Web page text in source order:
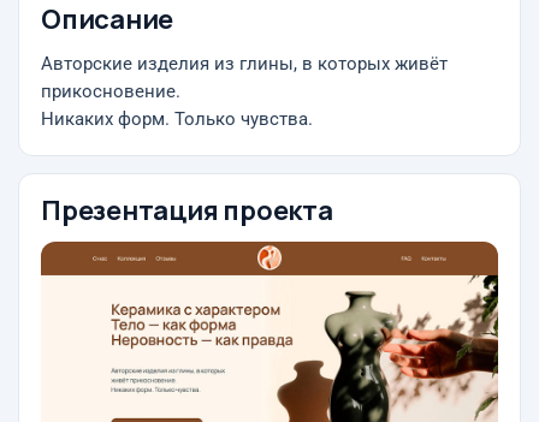
Описание
Авторские изделия из глины, в которых живёт
прикосновение.
Никаких форм. Только чувства.
Презентация проекта